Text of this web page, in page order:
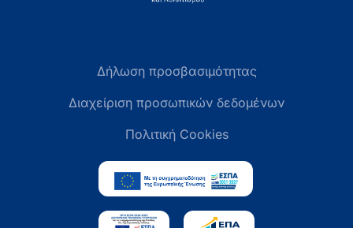
Δήλωση προσβασιμότητας
Διαχείριση προσωπικών δεδομένων
Πολιτική Cookies